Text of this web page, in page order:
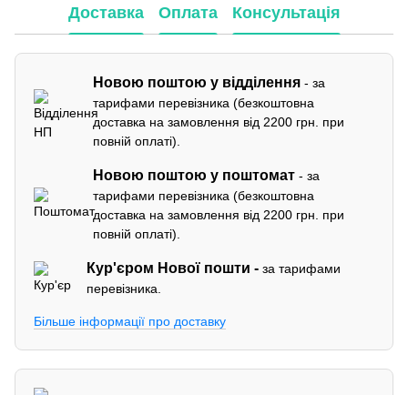
Доставка Оплата Консультація
Новою поштою у відділення - за
тарифами перевізника (безкоштовна
доставка на замовлення від 2200 грн. при
повній оплаті).
Новою поштою у поштомат - за
тарифами перевізника (безкоштовна
доставка на замовлення від 2200 грн. при
повній оплаті).
Кур'єром Нової пошти -за тарифами
перевізника.
Більше інформації про доставку